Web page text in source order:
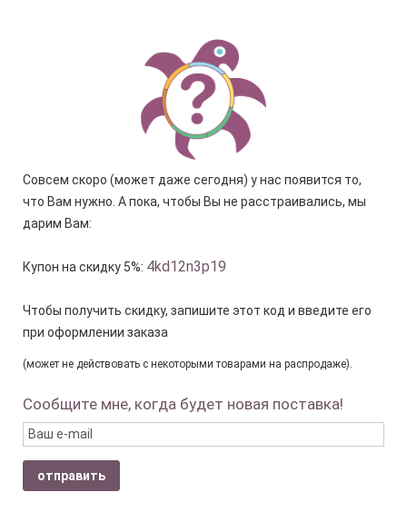
Совсем скоро (может даже сегодня) у нас появится то,
что Вам нужно. А пока, чтобы Вы не расстраивались, мы
дарим Вам:
Купон на скидку 5%: 4kd12n3p19
Чтобы получить скидку, запишите этот код и введите его
при оформлении заказа
(может не действовать с некоторыми товарами на распродаже).
Сообщите мне, когда будет новая поставка!
отправить